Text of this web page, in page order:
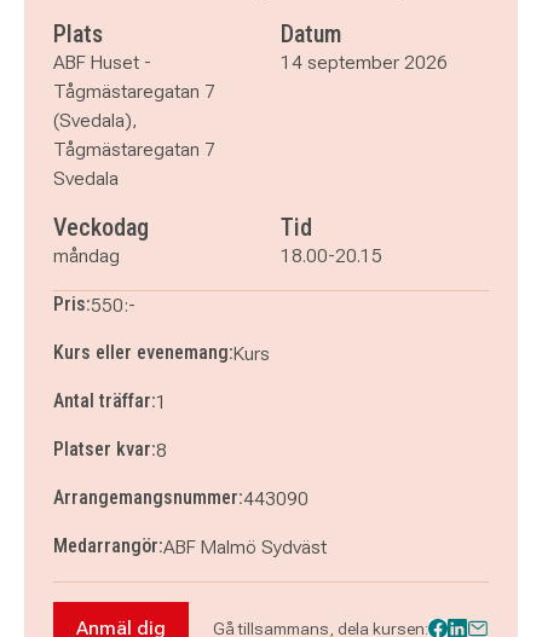
Plats
ABF Huset -
Tågmästaregatan 7
(Svedala),
Tågmästaregatan 7
Svedala
Datum
14 september 2026
Veckodag
måndag
Tid
18.00-20.15
Pris:550:-
Kurs eller evenemang:Kurs
Antal träffar:1
Platser kvar:8
Arrangemangsnummer:443090
Medarrangör:ABF Malmö Sydväst
Anmäl dig Gå tillsammans, dela kursen: